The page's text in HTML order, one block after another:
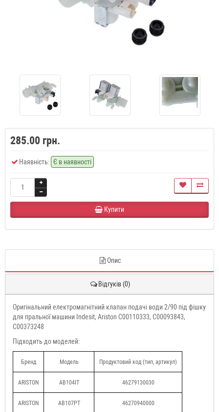
285.00 грн.
Наявність: Є в наявності
Купити
Опис
Відгуків (0)
Оригінальний електромагнітний клапан подачі води 2/90 під фішку
для пральної машини Indesit, Ariston C00110333, C00093843,
C00373248
Підходить до моделей:
Бренд Модель Продуктовий код (тип, артикул)
ARISTON AB104IT 46279130030
ARISTON AB107PT 46270940000